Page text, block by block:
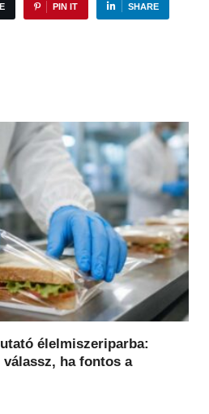
PIN IT SHARE
élelmiszeriparba:
ha fontos a